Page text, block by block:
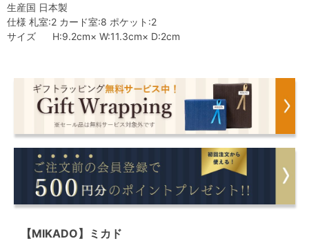
生産国 日本製
仕様 札室:2 カード室:8 ポケット:2
サイズ H:9.2cm× W:11.3cm× D:2cm
【MIKADO】ミカド